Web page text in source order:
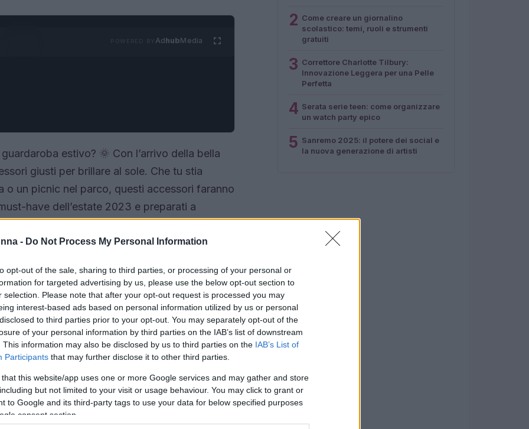
- Do Not Process My Personal Information
opt-out of the sale, sharing to third parties, or processing of your personal or
for targeted advertising by us, please use the below opt-out section to
selection. Please note that after your opt-out request is processed you may
interest-based ads based on personal information utilized by us or personal
to third parties prior to your opt-out. You may separately opt-out of the
of your personal information by third parties on the IAB’s list of downstream
This information may also be disclosed by us to third parties on the IAB’s List of
Participants that may further disclose it to other third parties.
that this website/app uses one or more Google services and may gather and store
but not limited to your visit or usage behaviour. You may click to grant or
to Google and its third-party tags to use your data for below specified purposes
consent section.
AdhubMedia
estivo? 🌞 Con l’arrivo della bella
giusti per brillare al sole. Che tu stia
o un picnic nel parco, questi accessori faranno
have dell’estate 2023 e preparati a
2 Come creare un giornalino
scolastico: temi, ruoli e strumenti
gratuiti
3 Correttore Charlotte Tilbury:
Innovazione Leggera per una Pelle
Perfetta
4 Serata serie teen: come organizzare
un watch party epico
5 Sanremo 2025: il potere dei social e
la nuova generazione di artisti